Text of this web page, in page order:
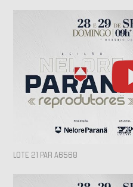
LOTE 21 PAR A6568